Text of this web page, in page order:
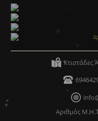
Κτιστάδες
Αριθμός